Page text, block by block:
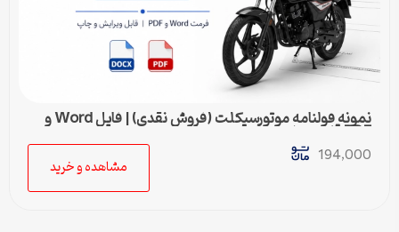
نمونه قولنامه موتورسیکلت (فروش نقدی) | فایل Word و
194,000
مشاهده و خرید